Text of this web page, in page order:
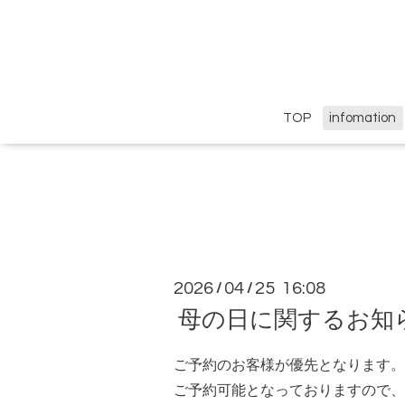
TOP infomation
2026 / 04 / 25 16:08
母の日に関するお知
ご予約のお客様が優先となります。
ご予約可能となっておりますので